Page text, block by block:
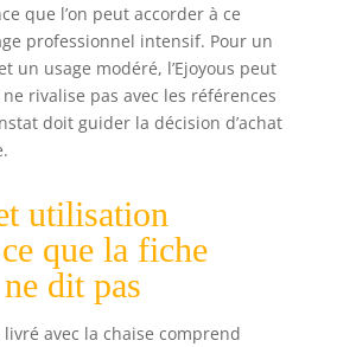
que l’on peut accorder à ce
professionnel intensif. Pour un
un usage modéré, l’Ejoyous peut
rivalise pas avec les références
doit guider la décision d’achat
utilisation
que la fiche
dit pas
avec la chaise comprend